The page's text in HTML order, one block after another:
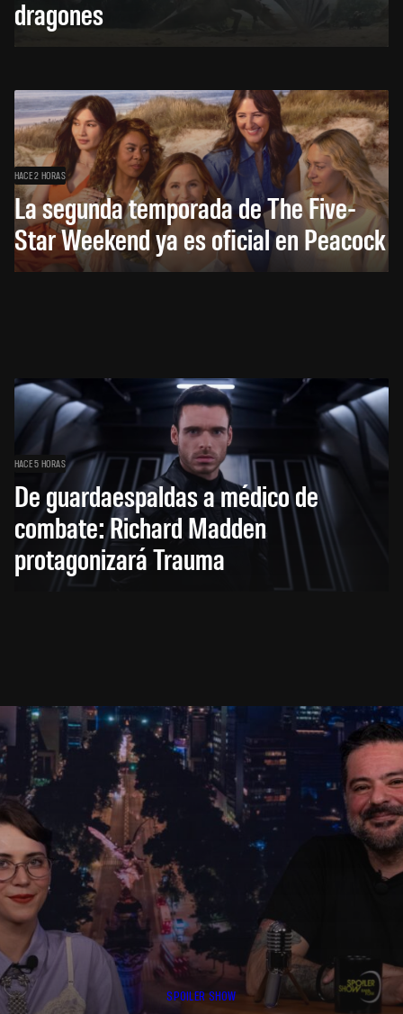
dragones
HACE 2 HORAS
La segunda temporada de The Five-
Star Weekend ya es oficial en Peacock
HACE 5 HORAS
De guardaespaldas a médico de
combate: Richard Madden
protagonizará Trauma
SPOILER SHOW